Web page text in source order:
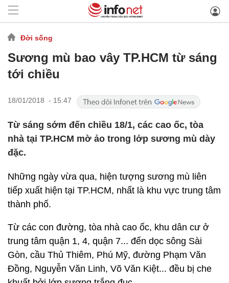
Đời sống
Sương mù bao vây TP.HCM từ sáng
tới chiều
18/01/2018 - 15:47
Từ sáng sớm đến chiều 18/1, các cao ốc, tòa
nhà tại TP.HCM mờ ảo trong lớp sương mù dày
đặc.
Những ngày vừa qua, hiện tượng sương mù liên
tiếp xuất hiện tại TP.HCM, nhất là khu vực trung tâm
thành phố.
Từ các con đường, tòa nhà cao ốc, khu dân cư ở
trung tâm quận 1, 4, quận 7... đến dọc sông Sài
Gòn, cầu Thủ Thiêm, Phú Mỹ, đường Phạm Văn
Đồng, Nguyễn Văn Linh, Võ Văn Kiệt... đều bị che